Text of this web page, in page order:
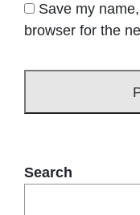
Save my
browser for the
Search